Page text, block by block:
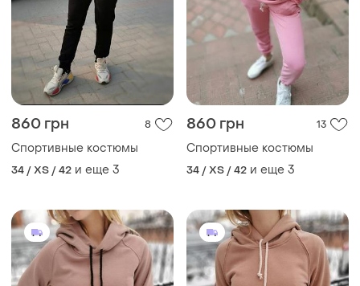
860 грн
Спортивные костюмы
34 / XS / 42 и еще
860 грн 13
Спортивные костюмы
34 / XS / 42 и еще 3